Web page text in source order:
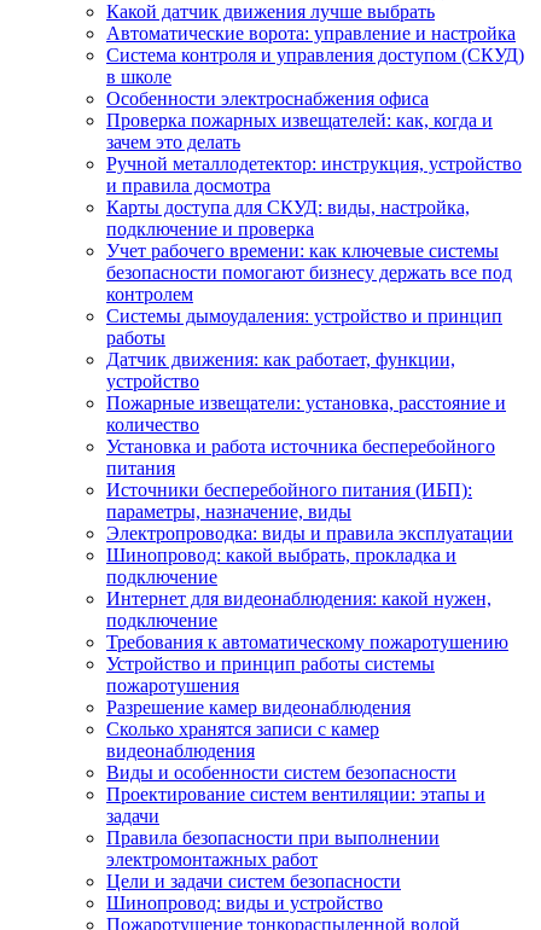
Какой датчик движения лучше выбрать
Автоматические ворота: управление и настройка
Система контроля и управления доступом (СКУД)
в школе
Особенности электроснабжения офиса
Проверка пожарных извещателей: как, когда и
зачем это делать
Ручной металлодетектор: инструкция, устройство
и правила досмотра
Карты доступа для СКУД: виды, настройка,
подключение и проверка
Учет рабочего времени: как ключевые системы
безопасности помогают бизнесу держать все под
контролем
Системы дымоудаления: устройство и принцип
работы
Датчик движения: как работает, функции,
устройство
Пожарные извещатели: установка, расстояние и
количество
Установка и работа источника бесперебойного
питания
Источники бесперебойного питания (ИБП):
параметры, назначение, виды
Электропроводка: виды и правила эксплуатации
Шинопровод: какой выбрать, прокладка и
подключение
Интернет для видеонаблюдения: какой нужен,
подключение
Требования к автоматическому пожаротушению
Устройство и принцип работы системы
пожаротушения
Разрешение камер видеонаблюдения
Сколько хранятся записи с камер
видеонаблюдения
Виды и особенности систем безопасности
Проектирование систем вентиляции: этапы и
задачи
Правила безопасности при выполнении
электромонтажных работ
Цели и задачи систем безопасности
Шинопровод: виды и устройство
Пожаротушение тонкораспыленной водой